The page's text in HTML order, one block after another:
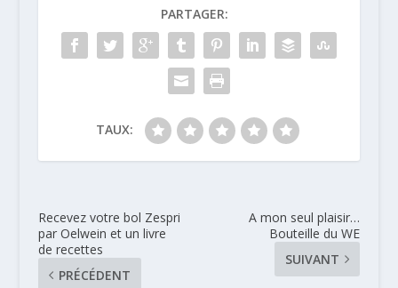
PARTAGER:
TAUX:
Recevez votre bol Zespri
par Oelwein et un livre
de recettes
PRÉCÉDENT
A mon seul plaisir…
Bouteille du WE
SUIVANT